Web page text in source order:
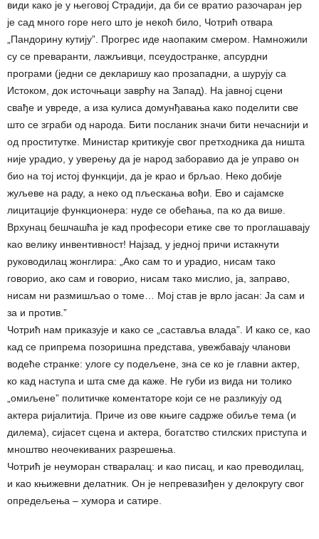
види како је у његовој Страдији, да би се вратио разочаран јер
је сад много горе него што је некоћ било, Чотрић отвара
„Пандорину кутију”. Прогрес иде наопаким смером. Намножили
су се преваранти, лажљивци, псеудостранке, апсурдни
програми (једни се декларишу као прозападни, а шурују са
Истоком, док источњаци заврћу на Запад). На јавној сцени
свађе и увреде, а иза кулиса домунђавања како поделити све
што се зграби од народа. Бити посланик значи бити нечаснији и
од проститутке. Министар критикује свог претходника да ништа
није урадио, у уверењу да је народ заборавио да је управо он
био на тој истој функцији, да је крао и брљао. Неко добије
жуљеве на раду, а неко од пљескања вођи. Ево и сајамске
лицитације функционера: нуде се обећања, па ко да више.
Врхунац бешчашћа је кад професори етике све то проглашавају
као велику инвентивност! Најзад, у једној причи истакнути
руководилац жонглира: „Ако сам то и урадио, нисам тако
говорио, ако сам и говорио, нисам тако мислио, ја, заправо,
нисам ни размишљао о томе… Мој став је врло јасан: Ја сам и
за и против.”
Чотрић нам приказује и како се „саставља влада”. И како се, као
кад се припрема позоришна представа, увежбавају чланови
водеће странке: улоге су подељене, зна се ко је главни актер,
ко кад наступа и шта сме да каже. Не губи из вида ни толико
„омиљене” политичке коментаторе који се не разликују од
актера ријалитија. Приче из ове књиге садрже обиље тема (и
дилема), сијасет сцена и актера, богатство стилских приступа и
мноштво неочекиваних разрешења.
Чотрић је неуморан стваралац: и као писац, и као преводилац,
и као књижевни делатник. Он је непревазиђен у делокругу свог
опредељења – хумора и сатире.